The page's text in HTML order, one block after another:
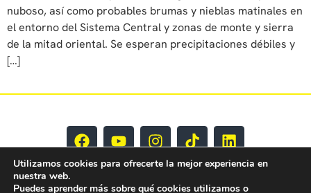
nuboso, así como probables brumas y nieblas matinales en
el entorno del Sistema Central y zonas de monte y sierra
de la mitad oriental. Se esperan precipitaciones débiles y
[…]
Utilizamos cookies para ofrecerte la mejor experiencia en
nuestra web.
Puedes aprender más sobre qué cookies utilizamos o